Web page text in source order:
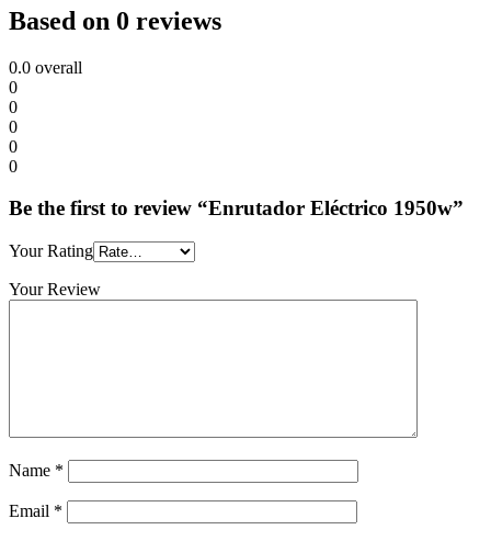
Based on 0 reviews
0.0 overall
0
0
0
0
0
Be the first to review “Enrutador Eléctrico 1950w”
Your Rating
Your Review
Name *
Email *